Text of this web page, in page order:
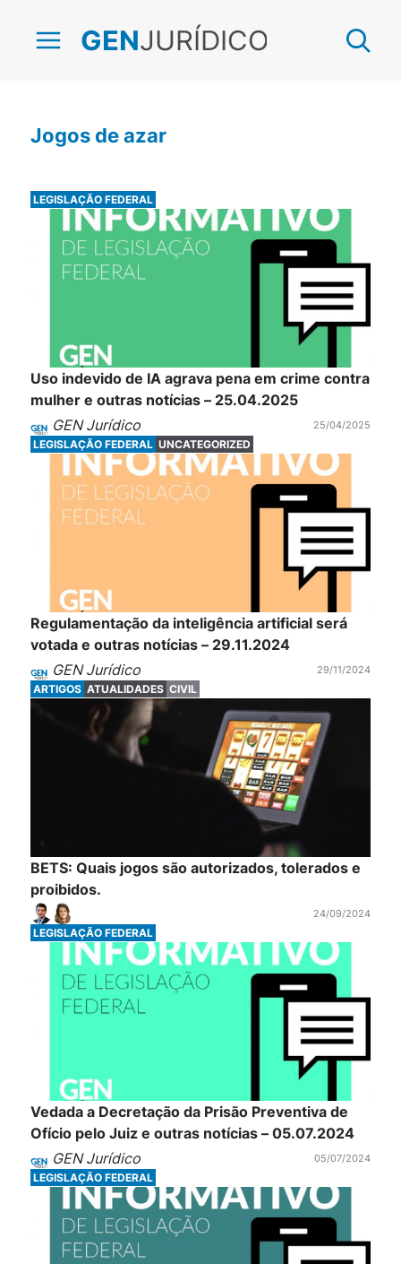
GENJURÍDICO
Jogos de azar
LEGISLAÇÃO FEDERAL
Uso indevido de IA agrava pena em crime contra
mulher e outras notícias – 25.04.2025
GEN Jurídico
25/04/2025
LEGISLAÇÃO FEDERAL UNCATEGORIZED
Regulamentação da inteligência artificial será
votada e outras notícias – 29.11.2024
GEN Jurídico
29/11/2024
ARTIGOS ATUALIDADES CIVIL
BETS: Quais jogos são autorizados, tolerados e
proibidos.
24/09/2024
LEGISLAÇÃO FEDERAL
Vedada a Decretação da Prisão Preventiva de
Ofício pelo Juiz e outras notícias – 05.07.2024
GEN Jurídico
05/07/2024
LEGISLAÇÃO FEDERAL